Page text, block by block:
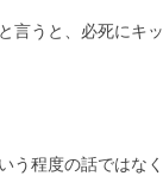
言うと、必死にキ
う程度の話ではな